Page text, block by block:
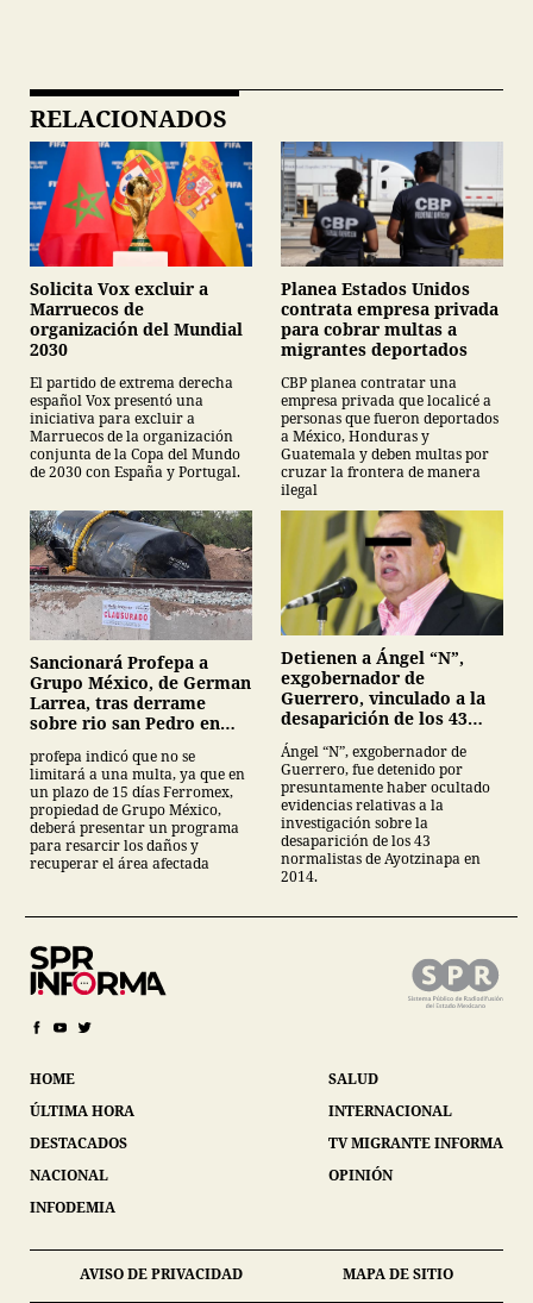
RELACIONADOS
Solicita Vox excluir a
Marruecos de
organización del Mundial
2030
El partido de extrema derecha
español Vox presentó una
iniciativa para excluir a
Marruecos de la organización
conjunta de la Copa del Mundo
de 2030 con España y Portugal.
Planea Estados Unidos
contrata empresa privada
para cobrar multas a
migrantes deportados
CBP planea contratar una
empresa privada que localicé a
personas que fueron deportados
a México, Honduras y
Guatemala y deben multas por
cruzar la frontera de manera
ilegal
Sancionará Profepa a
Grupo México, de German
Larrea, tras derrame
sobre rio san Pedro en
profepa indicó que no se
limitará a una multa, ya que en
un plazo de 15 días Ferromex,
propiedad de Grupo México,
deberá presentar un programa
para resarcir los daños y
recuperar el área afectada
Detienen a Ángel “N”,
exgobernador de
Guerrero, vinculado a la
desaparición de los 43
normalistas de
Ayotzinapa
Ángel “N”, exgobernador de
Guerrero, fue detenido por
presuntamente haber ocultado
evidencias relativas a la
investigación sobre la
desaparición de los 43
normalistas de Ayotzinapa en
2014.
HOME
ÚLTIMA HORA
DESTACADOS
NACIONAL
INFODEMIA
SALUD
INTERNACIONAL
TV MIGRANTE INFORMA
OPINIÓN
AVISO DE PRIVACIDAD MAPA DE SITIO